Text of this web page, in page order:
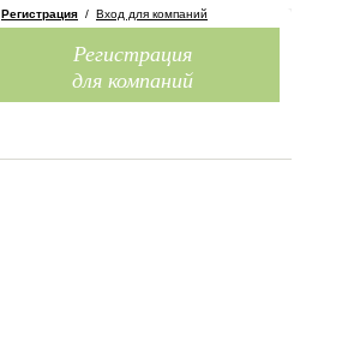
Регистрация / Вход для компаний
Регистрация
для компаний